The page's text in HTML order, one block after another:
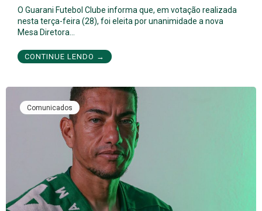
O Guarani Futebol Clube informa que, em votação realizada
nesta terça-feira (28), foi eleita por unanimidade a nova
Mesa Diretora…
CONTINUE LENDO →
Comunicados